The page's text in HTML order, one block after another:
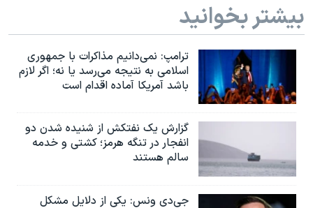
بیشتر بخوانید
ترامپ: نمی‌دانیم مذاکرات با جمهوری
اسلامی به نتیجه می‌رسد یا نه؛ اگر لازم
باشد آمریکا آماده اقدام است
گزارش یک نفتکش از شنیده شدن دو
انفجار در تنگه هرمز؛ کشتی و خدمه
سالم هستند
جی‌دی ونس: یکی از دلایل مشکل